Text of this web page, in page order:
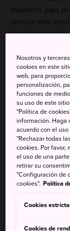
diversión para
plantas más
comunes y
esta región al
están verdes, o
rojas.
Nosotros y
cookies en este
web, para
personalización,
funciones de
su uso de este
"Política de
información. Haga
acuerdo con el
"Rechazar todas
cookies. Por favor,
el uso de una
retirar su
"Configuración de
cookies". Política
Cookies
Cookies de